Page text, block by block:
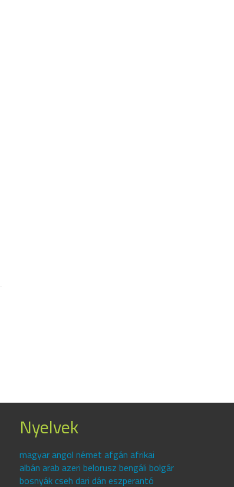
Nyelvek
magyar angol német afgán afrikai
albán arab azeri belorusz bengáli bolgár
bosnyák cseh dari dán eszperantó